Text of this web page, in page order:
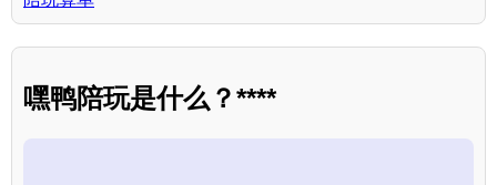
嘿鸭陪玩是什么？****